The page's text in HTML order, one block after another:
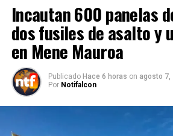
Incautan 600 panelas
dos fusiles de asalto y
en Mene Mauroa
Publicado Hace 6 horas on agosto 7,
Por Notifalcon